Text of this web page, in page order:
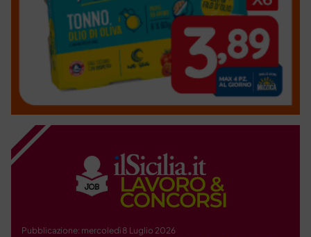
Pubblicazione: mercoledì 8 Luglio 2026